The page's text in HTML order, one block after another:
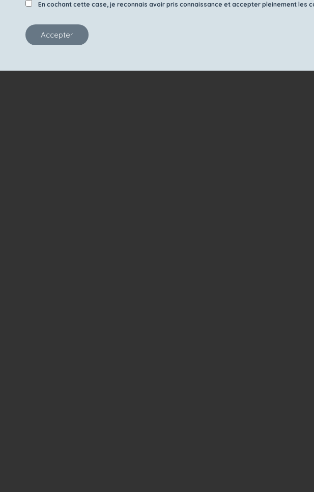
En cochant cette case, je reconnais avoir pris connaissance et accepter pleinement les
Accepter